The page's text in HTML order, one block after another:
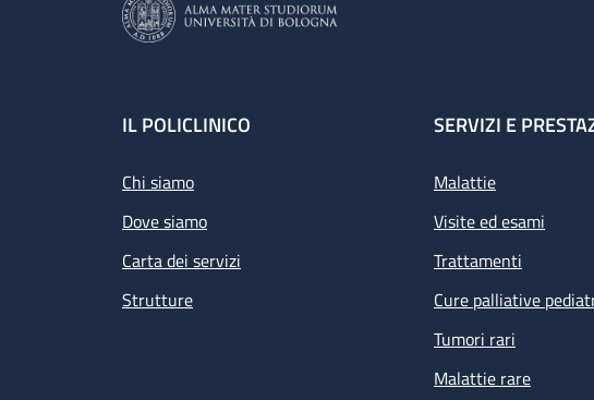
Footer
IL POLICLINICO
Chi siamo
Dove siamo
Carta dei servizi
Strutture
SERVIZI E
Malattie
Visite ed esami
Trattamenti
Cure palliative
Tumori rari
Malattie rare